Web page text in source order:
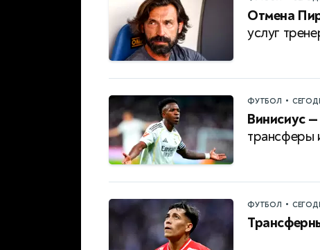
Отмена
услуг
ФУТБОЛ •
Винисиус
трансферы
ФУТБОЛ •